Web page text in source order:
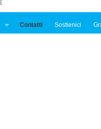
Contatti Sostienici